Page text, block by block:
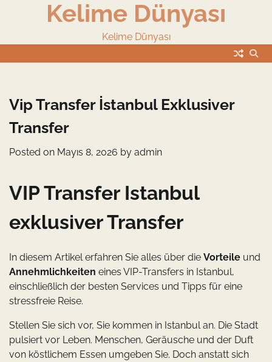
Kelime Dünyası
Kelime Dünyası
Vip Transfer İstanbul Exklusiver
Transfer
Posted on Mayıs 8, 2026 by admin
VIP Transfer Istanbul
exklusiver Transfer
In diesem Artikel erfahren Sie alles über die Vorteile und
Annehmlichkeiten eines VIP-Transfers in Istanbul,
einschließlich der besten Services und Tipps für eine
stressfreie Reise.
Stellen Sie sich vor, Sie kommen in Istanbul an. Die Stadt
pulsiert vor Leben. Menschen, Geräusche und der Duft
von köstlichem Essen umgeben Sie. Doch anstatt sich